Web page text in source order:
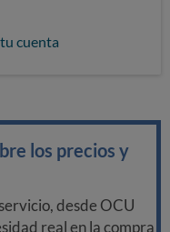
tu cuenta
los precios y
desde OCU
real en la compra